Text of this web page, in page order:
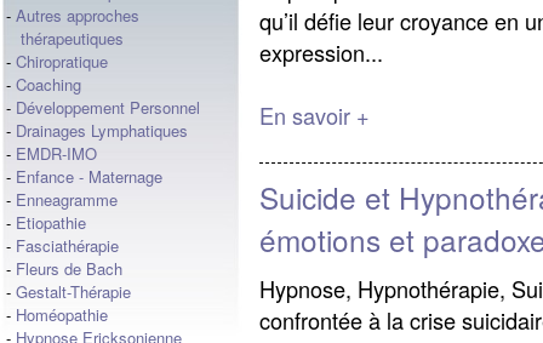
- Autres approches
thérapeutiques
- Chiropratique
- Coaching
- Développement Personnel
- Drainages Lymphatiques
- EMDR-IMO
- Enfance - Maternage
- Enneagramme
- Etiopathie
- Fasciathérapie
- Fleurs de Bach
- Gestalt-Thérapie
- Homéopathie
- Hypnose Ericksonienne
qu’il défie leur croyance en
expression...
En savoir +
Suicide et
émotions et
Hypnose, Hypnothérapie,
confrontée à la crise